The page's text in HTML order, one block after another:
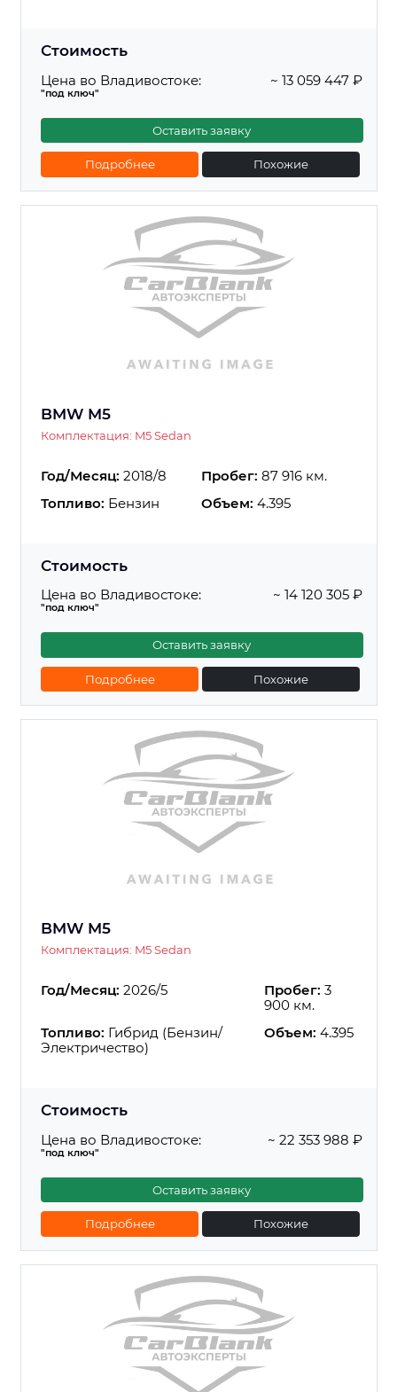
Стоимость
Цена во Владивостоке:
"под ключ"
~ 13 059 447 ₽
Оставить заявку
Подробнее Похожие
BMW M5
Комплектация: M5 Sedan
Год/Месяц: 2018/8 Пробег: 87 916 км.
Топливо: Бензин Объем: 4.395
Стоимость
Цена во Владивостоке:
"под ключ"
~ 14 120 305 ₽
Оставить заявку
Подробнее Похожие
BMW M5
Комплектация: M5 Sedan
Год/Месяц: 2026/5 Пробег: 3
900 км.
Топливо: Гибрид (Бензин/
Электричество)
Объем: 4.395
Стоимость
Цена во Владивостоке:
"под ключ"
~ 22 353 988 ₽
Оставить заявку
Подробнее Похожие